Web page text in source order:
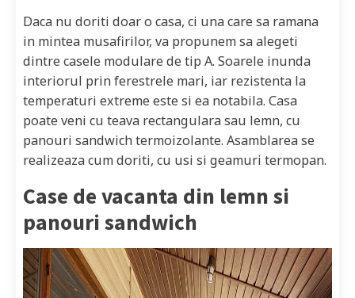
Daca nu doriti doar o casa, ci una care sa ramana
in mintea musafirilor, va propunem sa alegeti
dintre casele modulare de tip A. Soarele inunda
interiorul prin ferestrele mari, iar rezistenta la
temperaturi extreme este si ea notabila. Casa
poate veni cu teava rectangulara sau lemn, cu
panouri sandwich termoizolante. Asamblarea se
realizeaza cum doriti, cu usi si geamuri termopan.
Case de vacanta din lemn si
panouri sandwich